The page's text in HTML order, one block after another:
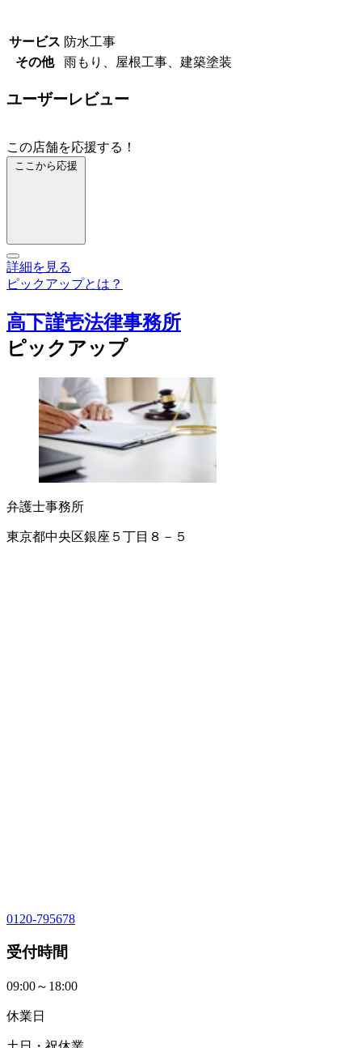
サービス 防水工事
その他
雨もり、屋根工事、建築塗装
ユーザーレビュー
この店舗を応援する！
ここから応援
詳細を見る
ピックアップとは？
高下謹壱法律事務所
ピックアップ
弁護士事務所
東京都中央区銀座５丁目８－５
0120-795678
受付時間
09:00～18:00
休業日